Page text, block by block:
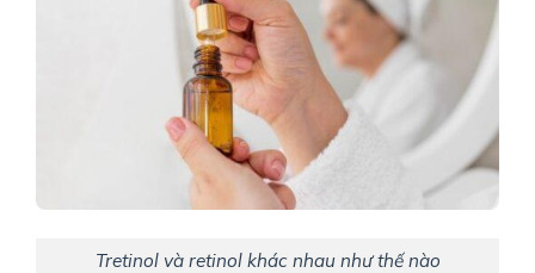
Tretinol và retinol khác nhau như thế nào